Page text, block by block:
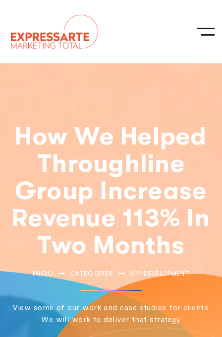
How We Helped
Throughline
Group Increase
Revenue 113% In
Two Months
INICIO CATEGORIES APP DEVELOPMENT
View some of our work and case studies for clients.
We will work to deliver that strategy